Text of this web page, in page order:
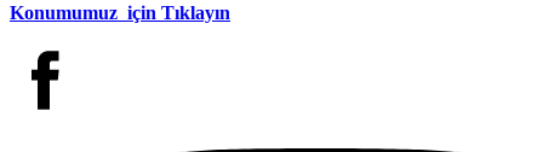
Konumumuz için Tıklayın